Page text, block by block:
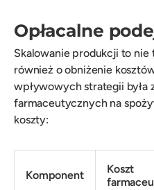
Opłacalne
Skalowanie produkcji to
również o obniżenie
wpływowych strategii była
farmaceutycznych na
koszty:
Komponent
Koszt